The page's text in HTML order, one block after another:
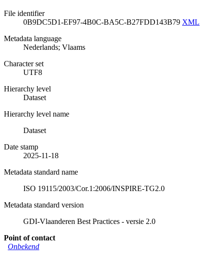
File identifier
0B9DC5D1-EF97-4B0C-BA5C-B27FDD143B79 XML
Metadata language
Nederlands; Vlaams
Character set
UTF8
Hierarchy level
Dataset
Hierarchy level name
Dataset
Date stamp
2025-11-18
Metadata standard name
ISO 19115/2003/Cor.1:2006/INSPIRE-TG2.0
Metadata standard version
GDI-Vlaanderen Best Practices - versie 2.0
Point of contact
Onbekend